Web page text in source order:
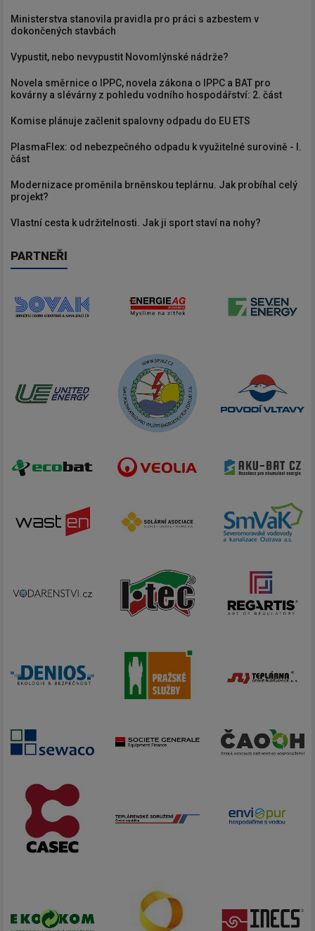
Ministerstva stanovila pravidla pro práci s azbestem v
dokončených stavbách
Vypustit, nebo nevypustit Novomlýnské nádrže?
Novela směrnice o IPPC, novela zákona o IPPC a BAT pro
kovárny a slévárny z pohledu vodního hospodářství: 2. část
Komise plánuje začlenit spalovny odpadu do EU ETS
PlasmaFlex: od nebezpečného odpadu k využitelné surovině - I.
část
Modernizace proměnila brněnskou teplárnu. Jak probíhal celý
projekt?
Vlastní cesta k udržitelnosti. Jak ji sport staví na nohy?
PARTNEŘI